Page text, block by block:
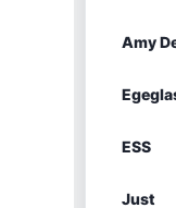
Amy
ESS
Just